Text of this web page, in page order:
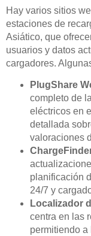
Hay varios sitios
estaciones de
Asiático, que
usuarios y datos
cargadores.
PlugShare
completo de
eléctricos en
detallada
valoraciones
planificación
24/7 y
Localizador
centra en las
permitiendo